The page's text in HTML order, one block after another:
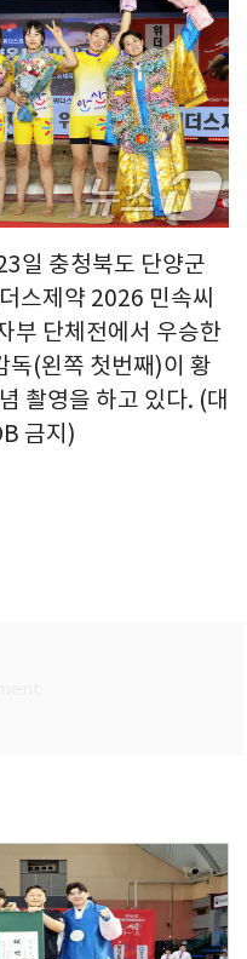
일 충청북도 단양군
스제약 2026 민속씨
부 단체전에서 우승한
독(왼쪽 첫번째)이 황
촬영을 하고 있다. (대
금지)